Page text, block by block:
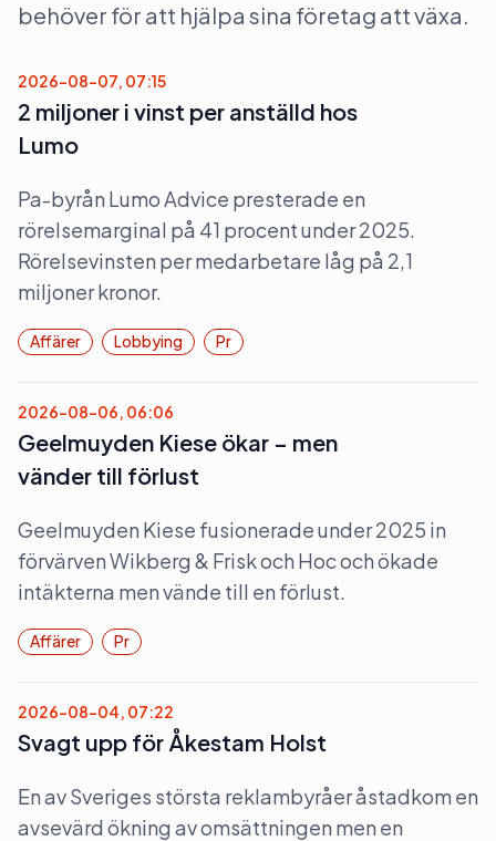
behöver för att hjälpa sina företag att växa.
2026-08-07, 07:15
2 miljoner i vinst per anställd hos
Lumo
Pa-byrån Lumo Advice presterade en
rörelsemarginal på 41 procent under 2025.
Rörelsevinsten per medarbetare låg på 2,1
miljoner kronor.
Affärer Lobbying Pr
2026-08-06, 06:06
Geelmuyden Kiese ökar – men
vänder till förlust
Geelmuyden Kiese fusionerade under 2025 in
förvärven Wikberg & Frisk och Hoc och ökade
intäkterna men vände till en förlust.
Affärer Pr
2026-08-04, 07:22
Svagt upp för Åkestam Holst
En av Sveriges största reklambyråer åstadkom en
avsevärd ökning av omsättningen men en